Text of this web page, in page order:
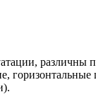
различны